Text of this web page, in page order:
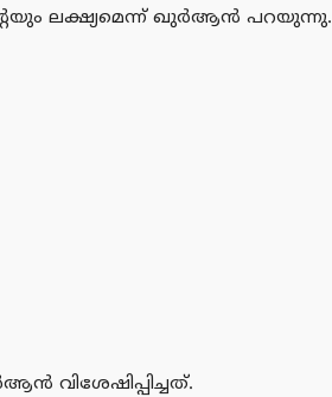
ലക്ഷ്യമെന്ന് ഖുര്‍ആന്‍ പറയുന്നു.
വിശേഷിപ്പിച്ചത്.